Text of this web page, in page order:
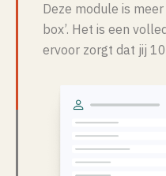
Deze module is
box’. Het is een
ervoor zorgt dat jij